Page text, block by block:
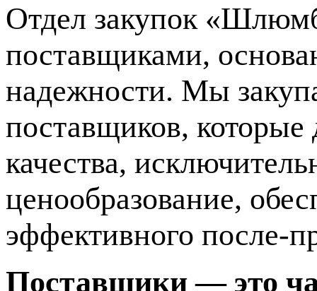
Отдел закупок
поставщиками,
надежности. Мы
поставщиков,
качества,
ценообразование,
эффективного после-
Поставщики — это